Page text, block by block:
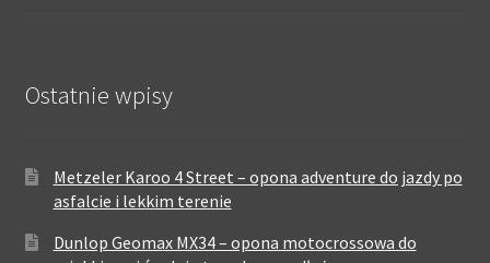
Ostatnie wpisy
Metzeler Karoo 4 Street – opona adventure do jazdy po
asfalcie i lekkim terenie
Dunlop Geomax MX34 – opona motocrossowa do